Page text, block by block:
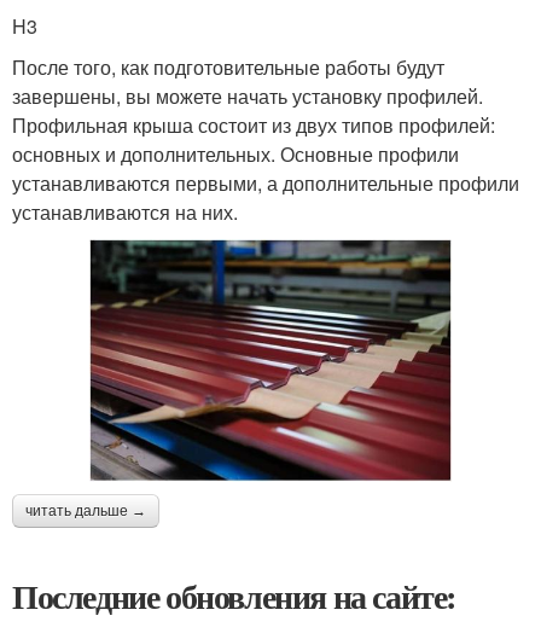
H3
После того, как подготовительные работы будут
завершены, вы можете начать установку профилей.
Профильная крыша состоит из двух типов профилей:
основных и дополнительных. Основные профили
устанавливаются первыми, а дополнительные профили
устанавливаются на них.
читать дальше →
Последние обновления на сайте: